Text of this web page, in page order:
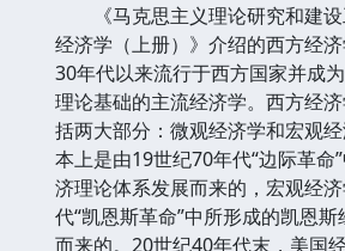
《马克思主义理论研究和建设
经济学（上册）》介绍的西方经
30年代以来流行于西方国家并成
理论基础的主流经济学。西方经
括两大部分：微观经济学和宏观
本上是由19世纪70年代“边际革命
济理论体系发展而来的，宏观经
代“凯恩斯革命”中所形成的凯恩
而来的。20世纪40年代末，美国